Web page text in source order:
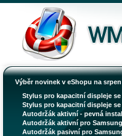
Výběr novinek v eShopu na srpen
Stylus pro kapacitní displeje
Stylus pro kapacitní displeje
Autodržák aktivní - pevná
Autodržák aktivní pro
Autodržák pasivní pro